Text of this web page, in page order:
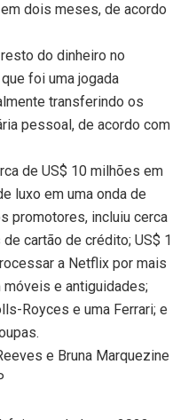
dois meses, de acordo
do dinheiro no
foi uma jogada
transferindo os
pessoal, de acordo com
de US$ 10 milhões em
luxo em uma onda de
promotores, incluiu cerca
cartão de crédito; US$ 1
a Netflix por mais
móveis e antiguidades;
Royces e uma Ferrari; e
e Bruna Marquezine